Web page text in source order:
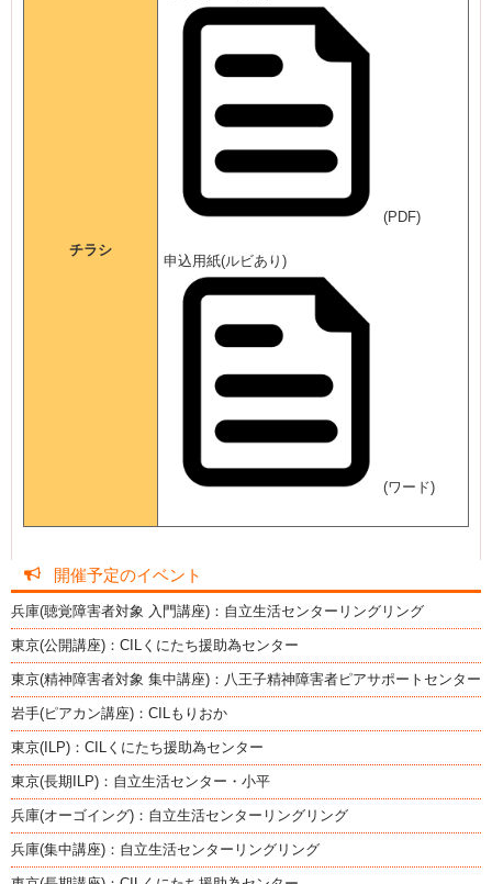
チラシ
(PDF)
申込用紙(ルビあり)
(ワード)
開催予定のイベント
兵庫(聴覚障害者対象 入門講座)：自立生活センターリングリング
東京(公開講座)：CILくにたち援助為センター
東京(精神障害者対象 集中講座)：八王子精神障害者ピアサポートセンター
岩手(ピアカン講座)：CILもりおか
東京(ILP)：CILくにたち援助為センター
東京(長期ILP)：自立生活センター・小平
兵庫(オーゴイング)：自立生活センターリングリング
兵庫(集中講座)：自立生活センターリングリング